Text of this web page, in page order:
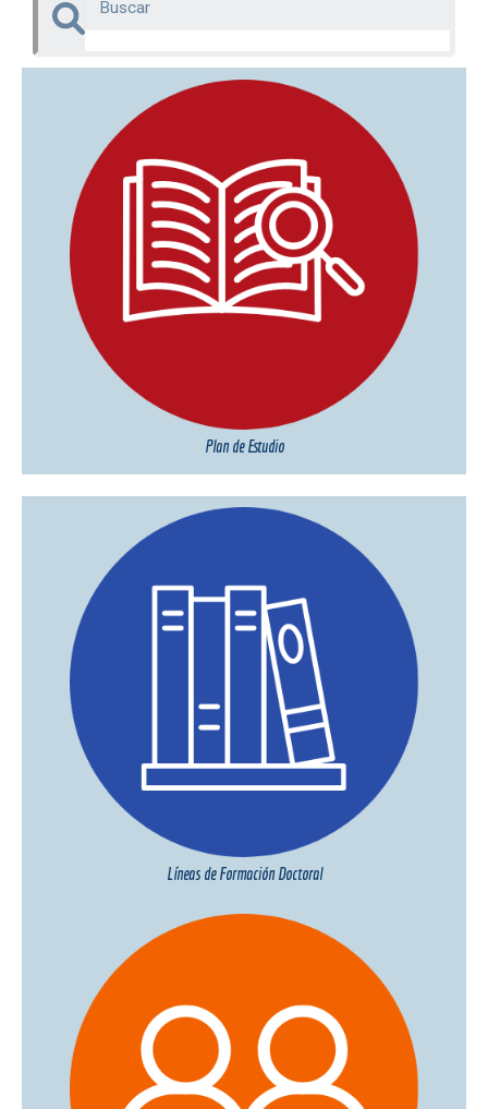
Plan de Estudio
Líneas de Formación Doctoral